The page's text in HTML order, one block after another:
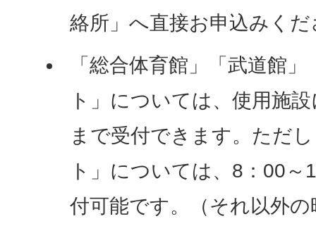
絡所」へ直接お申込みく
「総合体育館」「武道館
ト」については、使用施
まで受付できます。ただ
ト」については、8：00
付可能です。（それ以外